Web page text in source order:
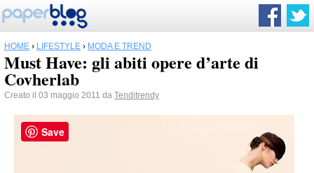
HOME › LIFESTYLE › MODA E TREND
Must Have: gli abiti opere d’arte di
Covherlab
Creato il 03 maggio 2011 da Tenditrendy
Save